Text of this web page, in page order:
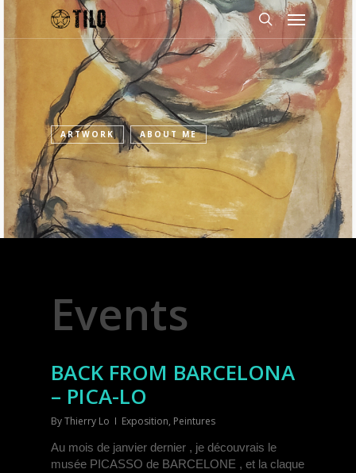
ARTWORK ABOUT ME
Events
BACK FROM BARCELONA
– PICA-LO
ByThierry Lo Exposition, Peintures
Au mois de janvier dernier , je découvrais le
musée PICASSO de BARCELONE , et la claque